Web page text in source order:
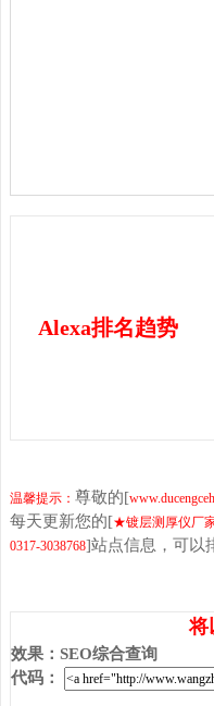
Alexa排名趋势
温馨提示： 尊敬的[
每天更新您的[★镀层测厚仪厂
0317-3038768]站点信息，可以
将
效果 ： SEO综合查询
代码 ：